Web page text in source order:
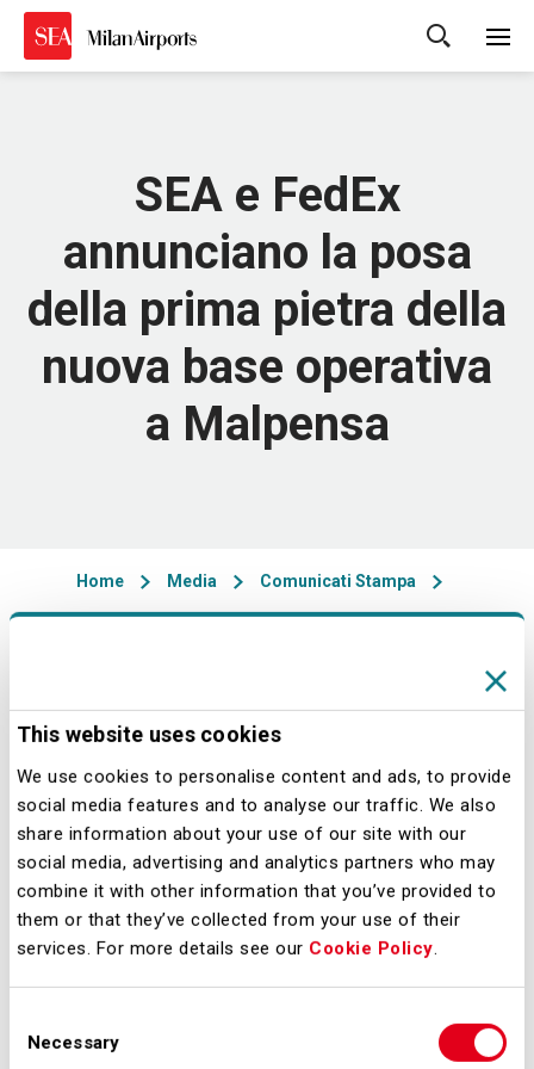
This website uses cookies
We use cookies to personalise content and ads, to provide
social media features and to analyse our traffic. We also
share information about your use of our site with our
social media, advertising and analytics partners who may
combine it with other information that you’ve provided to
them or that they’ve collected from your use of their
services. For more details see our Cookie Policy.
Selection
Necessary
Cerca
SEA e FedEx
annunciano la posa
della prima pietra della
nuova base operativa
a Malpensa
Home Media Comunicati Stampa
Milano, 7 ottobre 2015 - FedEx
Express, società controllata di FedEx
Corp. (FDX), la più grande compagnia
di trasporto espresso al mondo e
SEA, la società di gestione degli
Aeroporti di Milano, annunciano
l’avvio del cantiere per la costruzione
di una nuova base operativa a
Malpensa.